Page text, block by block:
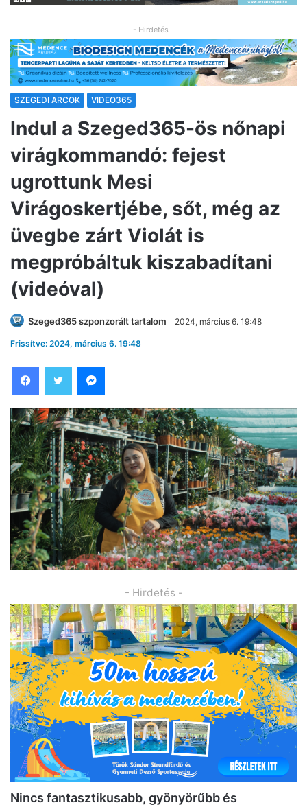
- Hirdetés -
SZEGEDI ARCOK VIDEO365
Indul a Szeged365-ös nőnapi
virágkommandó: fejest
ugrottunk Mesi
Virágoskertjébe, sőt, még az
üvegbe zárt Violát is
megpróbáltuk kiszabadítani
(videóval)
Szeged365 szponzorált tartalom 2024, március 6. 19:48
Frissítve: 2024, március 6. 19:48
- Hirdetés -
Nincs fantasztikusabb, gyönyörűbb és